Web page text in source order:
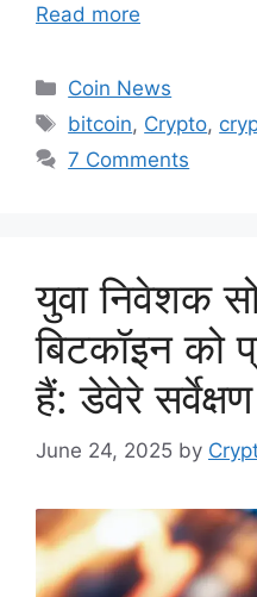
Read more
Categories
Coin News
Tags
bitcoin, Crypto,
7 Comments
युवा निवेशक
बिटकॉइन को
हैं: डेवेरे सर्वेक्षण
June 24, 2025 by